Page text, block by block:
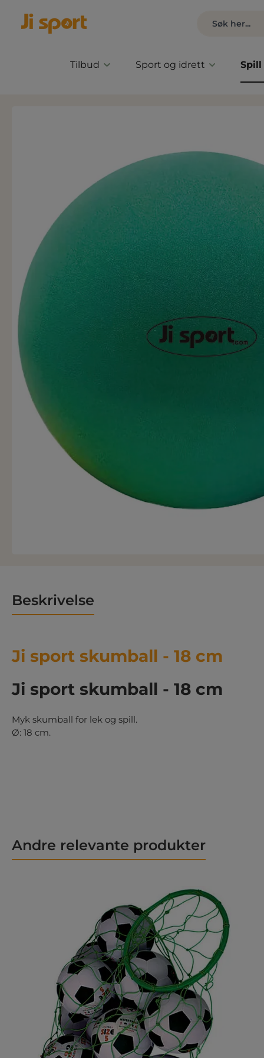
Tilbud Sport og idrett
Beskrivelse
Ji sport skumball - 18 cm
Ji sport skumball - 18 cm
Myk skumball for lek og spill.
Ø: 18 cm.
Andre relevante produkter